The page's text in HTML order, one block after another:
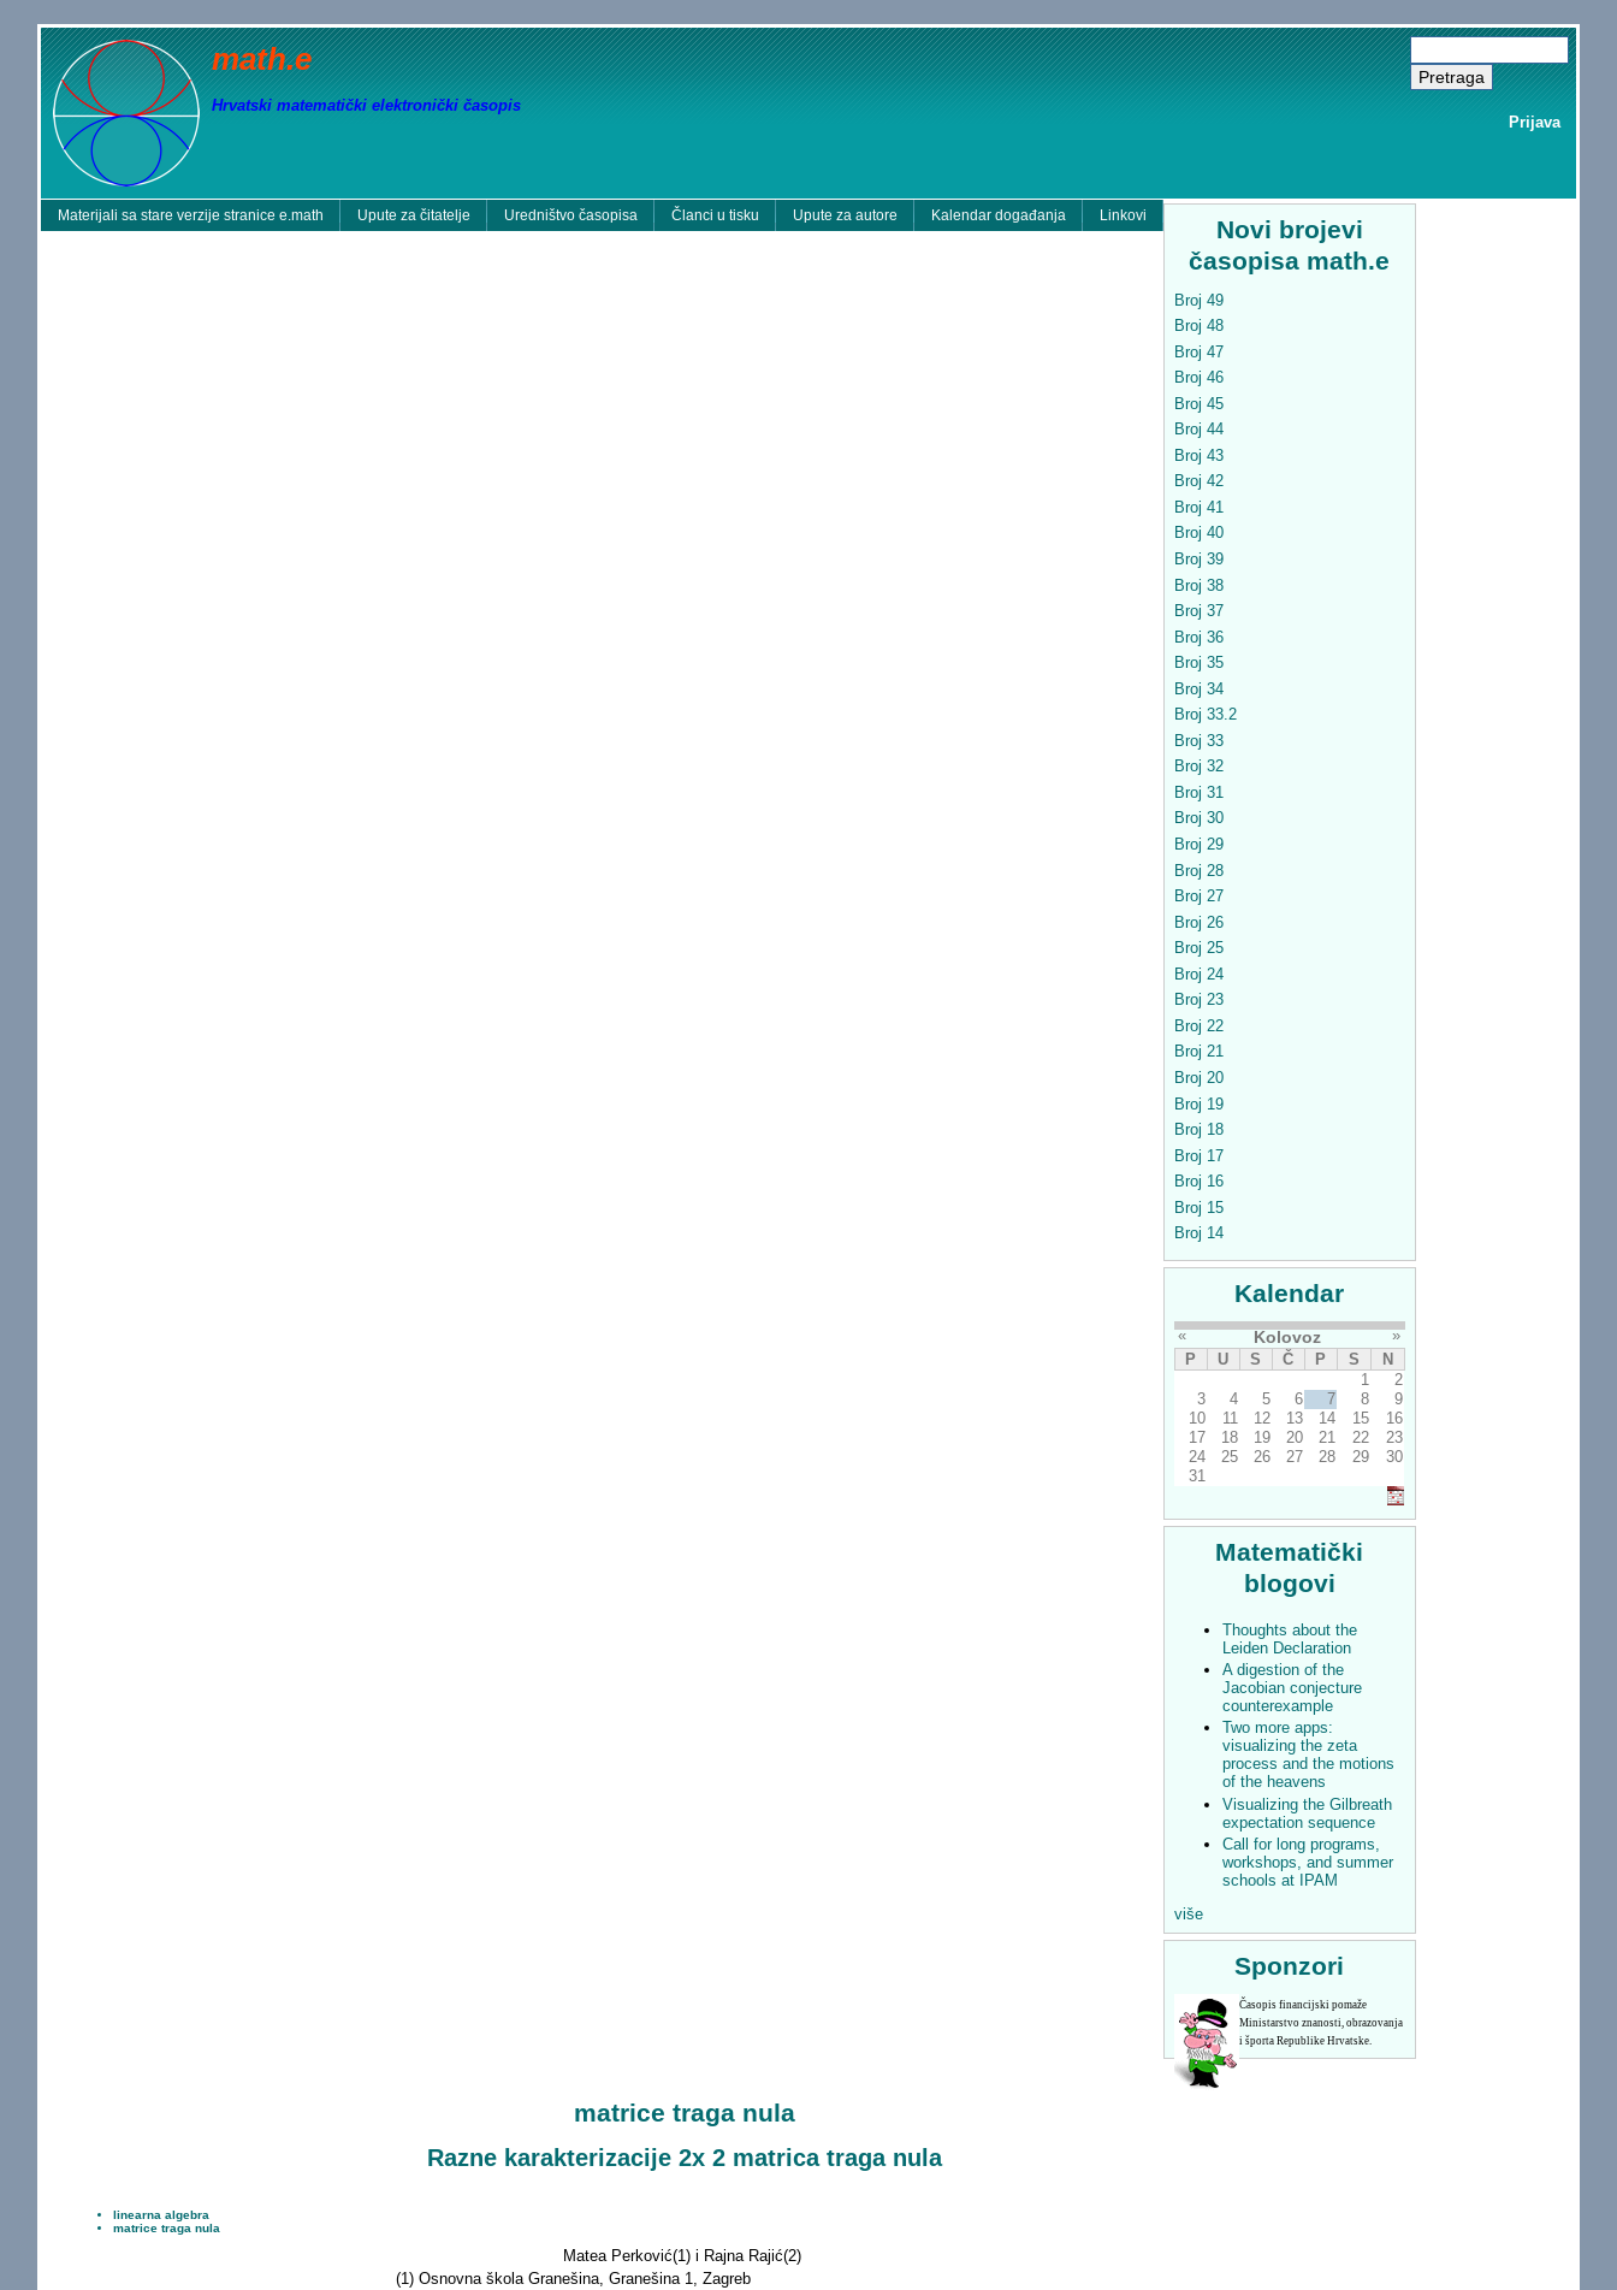
math.e
Hrvatski matematički elektronički časopis
Prijava
Materijali sa stare verzije stranice e.math Upute za čitatelje Uredništvo časopisa Članci u tisku Upute za autore Kalendar događanja Linkovi
Novi brojevi
časopisa math.e
Broj 49
Broj 48
Broj 47
Broj 46
Broj 45
Broj 44
Broj 43
Broj 42
Broj 41
Broj 40
Broj 39
Broj 38
Broj 37
Broj 36
Broj 35
Broj 34
Broj 33.2
Broj 33
Broj 32
Broj 31
Broj 30
Broj 29
Broj 28
Broj 27
Broj 26
Broj 25
Broj 24
Broj 23
Broj 22
Broj 21
Broj 20
Broj 19
Broj 18
Broj 17
Broj 16
Broj 15
Broj 14
Kalendar
« Kolovoz
»
P
U S Č P S
N
1
2
3
4 5 6 7 8
9
10
11 12 13 14 15
16
17
18 19 20 21 22
23
24
25 26 27 28 29
30
31
Matematički
blogovi
Thoughts about the
Leiden Declaration
A digestion of the
Jacobian conjecture
counterexample
Two more apps:
visualizing the zeta
process and the motions
of the heavens
Visualizing the Gilbreath
expectation sequence
Call for long programs,
workshops, and summer
schools at IPAM
više
Sponzori
Časopis financijski pomaže
Ministarstvo znanosti, obrazovanja
i športa Republike Hrvatske.
matrice traga nula
Razne karakterizacije 2x 2 matrica traga nula
linearna algebra
matrice traga nula
Matea Perković(1) i Rajna Rajić(2)
(1) Osnovna škola Granešina, Granešina 1, Zagreb